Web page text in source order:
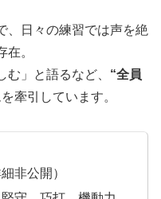
、日々の練習では声を絶
。
」と語るなど、 “全員
牽引しています。
非公開）